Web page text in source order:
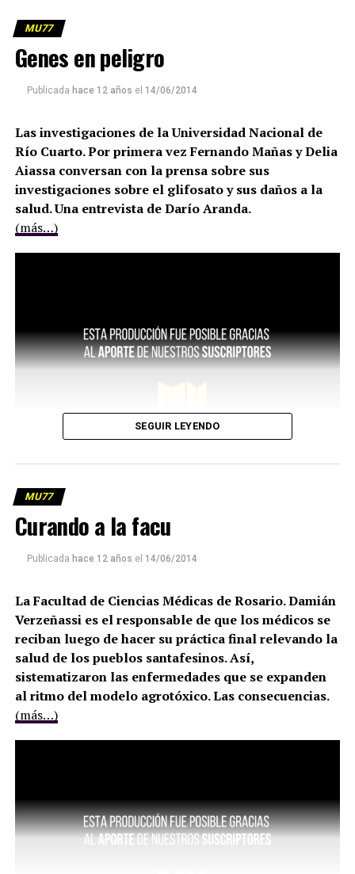
MU77
Genes en peligro
Publicada hace 12 años el 14/06/2014
Las investigaciones de la Universidad Nacional de
Río Cuarto. Por primera vez Fernando Mañas y Delia
Aiassa conversan con la prensa sobre sus
investigaciones sobre el glifosato y sus daños a la
salud. Una entrevista de Darío Aranda.
(más…)
SEGUIR LEYENDO
MU77
Curando a la facu
Publicada hace 12 años el 14/06/2014
La Facultad de Ciencias Médicas de Rosario. Damián
Verzeñassi es el responsable de que los médicos se
reciban luego de hacer su práctica final relevando la
salud de los pueblos santafesinos. Así,
sistematizaron las enfermedades que se expanden
al ritmo del modelo agrotóxico. Las consecuencias.
(más…)